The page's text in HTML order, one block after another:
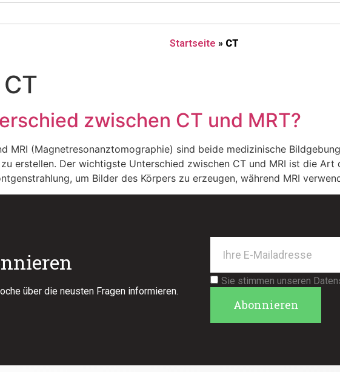
Startseite » CT
CT
zwischen CT und MRT?
MRI (Magnetresonanztomographie) sind beide medizinische
erstellen. Der wichtigste Unterschied zwischen CT und MRI ist die
um Bilder des Körpers zu erzeugen, während MRI
über die neusten Fragen informieren.
Sie stimmen unseren
Abonnieren